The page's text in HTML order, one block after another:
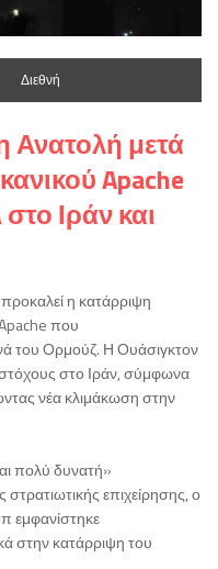
Διεθνή
μετά
Apache
Ιράν και
η κατάρριψη
που
του Ορμούζ. Η Ουάσιγκτον
στο Ιράν, σύμφωνα
νέα κλιμάκωση στην
πολύ δυνατή»
επιχείρησης, ο
εμφανίστηκε
στην κατάρριψη του